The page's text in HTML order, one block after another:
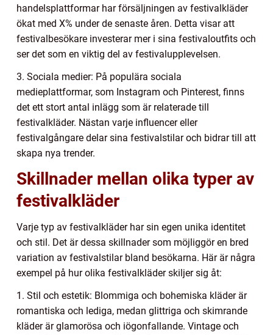
handelsplattformar har försäljningen av festivalkläder
ökat med X% under de senaste åren. Detta visar att
festivalbesökare investerar mer i sina festivaloutfits och
ser det som en viktig del av festivalupplevelsen.
3. Sociala medier: På populära sociala
medieplattformar, som Instagram och Pinterest, finns
det ett stort antal inlägg som är relaterade till
festivalkläder. Nästan varje influencer eller
festivalgångare delar sina festivalstilar och bidrar till att
skapa nya trender.
Skillnader mellan olika typer av
festivalkläder
Varje typ av festivalkläder har sin egen unika identitet
och stil. Det är dessa skillnader som möjliggör en bred
variation av festivalstilar bland besökarna. Här är några
exempel på hur olika festivalkläder skiljer sig åt:
1. Stil och estetik: Blommiga och bohemiska kläder är
romantiska och lediga, medan glittriga och skimrande
kläder är glamorösa och iögonfallande. Vintage och